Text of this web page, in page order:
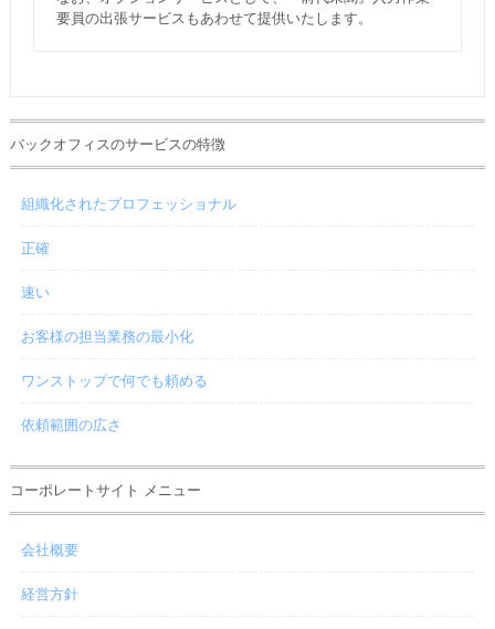
要員の出張サービスもあわせて提供いたします。
バックオフィスのサービスの特徴
組織化されたプロフェッショナル
正確
速い
お客様の担当業務の最小化
ワンストップで何でも頼める
依頼範囲の広さ
コーポレートサイト メニュー
会社概要
経営方針